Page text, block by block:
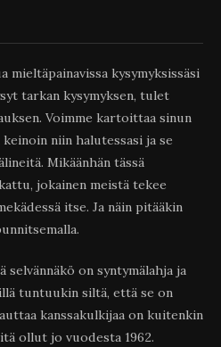
mieltäpainavissa kysymyksissäsi
tarkan kysymyksen, tulet
Voimme kartoittaa sinun
niin halutessasi ja se
Mikäänhän tässä
jokainen meistä tekee
itse. Ja näin pitääkin
selvännäkö on syntymälahja ja
tuntuukin siltä, että se on
kanssakulkijaa on kuitenkin
ollut jo vuodesta 1962.